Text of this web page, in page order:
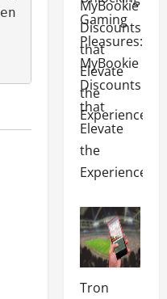
en
Gaming
Pleasures:
MyBookie
Discounts
that
Elevate
the
Experience
Tron